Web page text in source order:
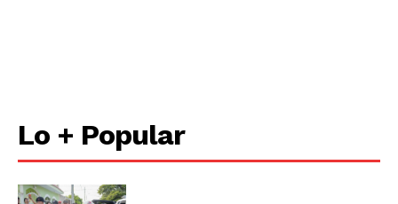
Lo + Popular